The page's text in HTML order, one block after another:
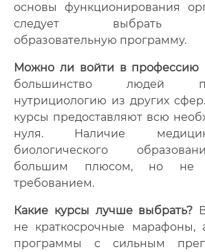
основы функционирования
следует выбрать
образовательную программу.
Можно ли войти в профессию
большинство людей
нутрициологию из других
курсы предоставляют всю
нуля. Наличие
биологического
большим плюсом, но не
требованием.
Какие курсы лучше выбрать?
не краткосрочные марафоны,
программы с сильным